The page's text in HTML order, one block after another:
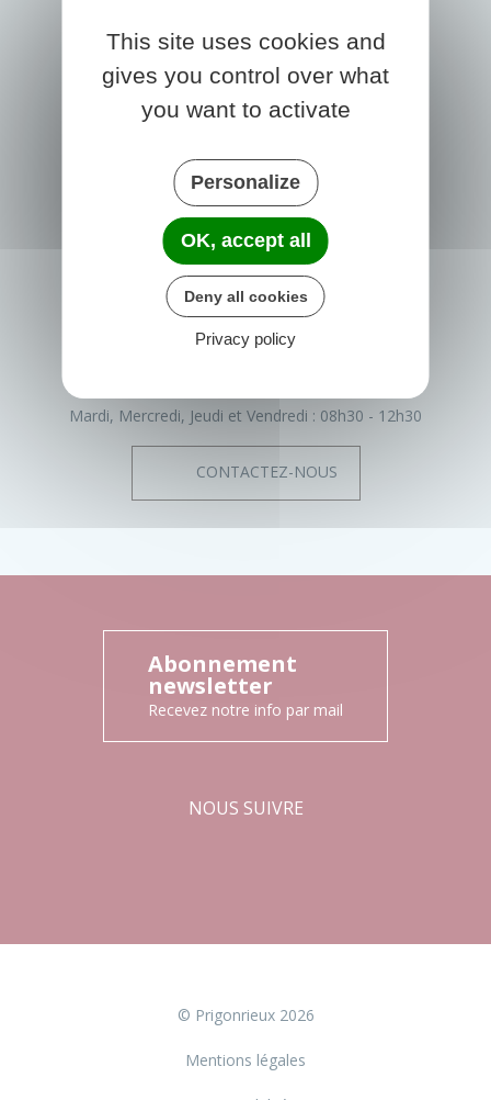
PRIGONRIEUX
1 Place du Groupe Loiseau
24130 Prigonrieux
France
05 53 61 55 55
Mardi, Mercredi, Jeudi et Vendredi : 08h30 - 12h30
CONTACTEZ-NOUS
Abonnement
newsletter
Recevez notre info par mail
NOUS SUIVRE
© Prigonrieux 2026
Mentions légales
This site uses cookies and
gives you control over what
you want to activate
Personalize
OK, accept all
Deny all cookies
Privacy policy